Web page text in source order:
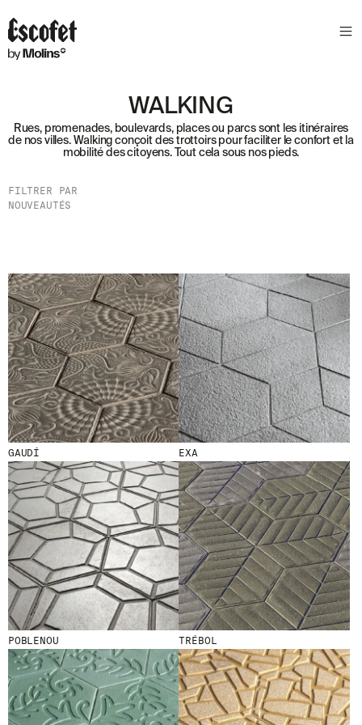
WALKING
Rues, promenades, boulevards, places ou parcs sont les itinéraires
de nos villes. Walking conçoit des trottoirs pour faciliter le confort et la
mobilité des citoyens. Tout cela sous nos pieds.
FILTRER PAR
NOUVEAUTÉS
GAUDÍ EXA
POBLENOU TRÉBOL
N
E
E
E
C
E
V
E
Z
N
O
S
D
E
R
N
I
È
R
E
S
C
T
A
L
I
T
É
S
E
N
V
O
U
S